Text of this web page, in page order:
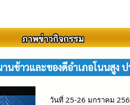
นข้าวและของดีอำเภอโนนสูง
วันที่ 25-26 มกราคม